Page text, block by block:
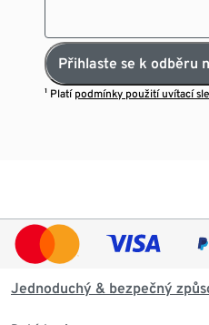
Přihlaste se k odběru
¹ Platí podmínky použití uvítací
Jednoduchý & bezpečný